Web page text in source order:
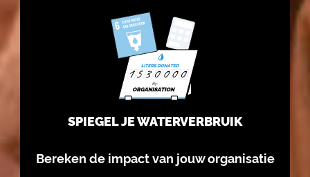
SPIEGEL JE WATERVERBRUIK
Bereken de impact van jouw organisatie